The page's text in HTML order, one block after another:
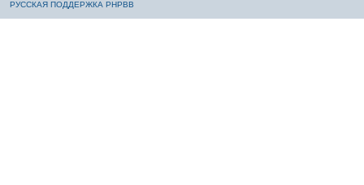
РУССКАЯ ПОДДЕРЖКА PHPBB